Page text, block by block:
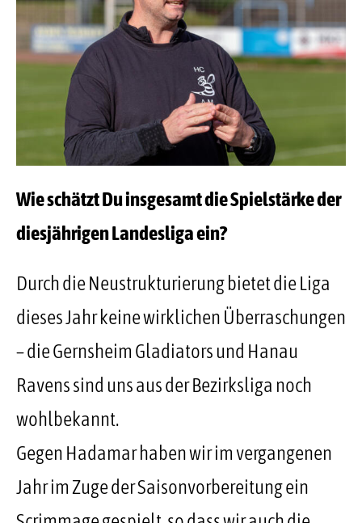
Wie schätzt Du insgesamt die Spielstärke der
diesjährigen Landesliga ein?
Durch die Neustrukturierung bietet die Liga
dieses Jahr keine wirklichen Überraschungen
– die Gernsheim Gladiators und Hanau
Ravens sind uns aus der Bezirksliga noch
wohlbekannt.
Gegen Hadamar haben wir im vergangenen
Jahr im Zuge der Saisonvorbereitung ein